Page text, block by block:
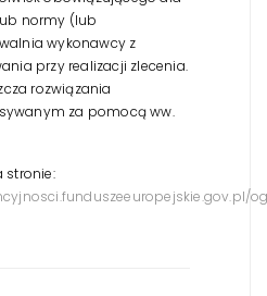
normy (lub
wykonawcy z
przy realizacji zlecenia.
rozwiązania
za pomocą ww.
stronie: